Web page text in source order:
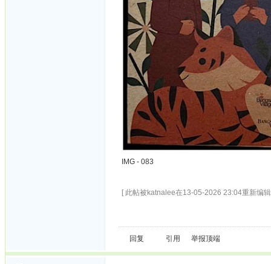
IMG - 083
[ 此帖被katnalee在13-05-2026 23:04重新编
回复 引用 举报顶端